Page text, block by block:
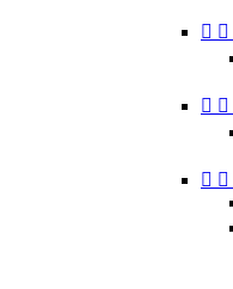
 
 
 